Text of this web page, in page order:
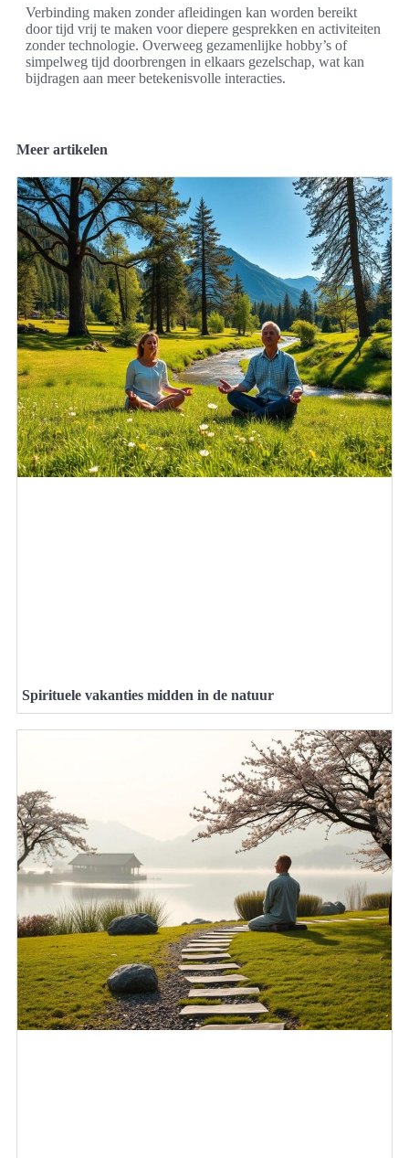
Verbinding maken zonder afleidingen kan worden bereikt
door tijd vrij te maken voor diepere gesprekken en activiteiten
zonder technologie. Overweeg gezamenlijke hobby’s of
simpelweg tijd doorbrengen in elkaars gezelschap, wat kan
bijdragen aan meer betekenisvolle interacties.
Meer artikelen
Spirituele vakanties midden in de natuur